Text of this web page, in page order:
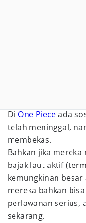
Di One Piece ada
telah meninggal,
membekas.
Bahkan jika
bajak laut aktif
kemungkinan besar
mereka bahkan
perlawanan serius,
sekarang.